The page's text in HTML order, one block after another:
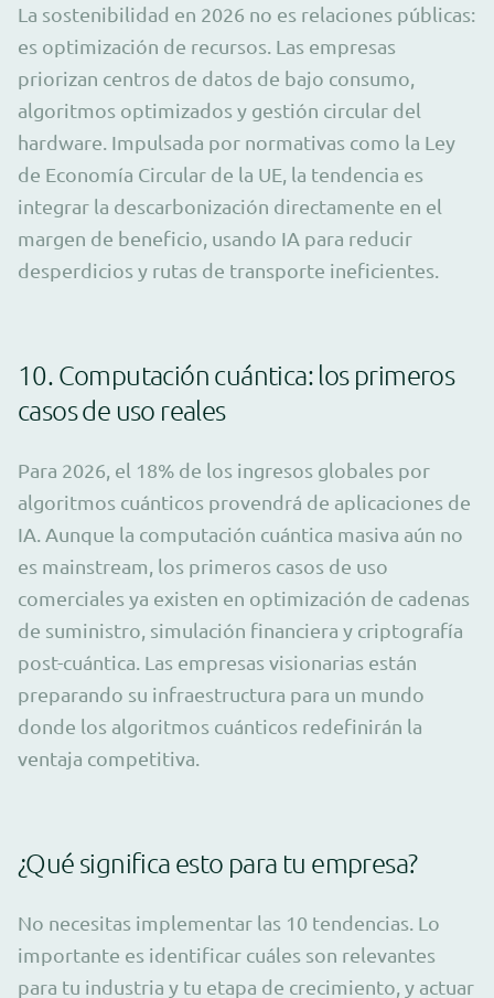
La sostenibilidad en 2026 no es relaciones públicas:
es optimización de recursos. Las empresas
priorizan centros de datos de bajo consumo,
algoritmos optimizados y gestión circular del
hardware. Impulsada por normativas como la Ley
de Economía Circular de la UE, la tendencia es
integrar la descarbonización directamente en el
margen de beneficio, usando IA para reducir
desperdicios y rutas de transporte ineficientes.
10. Computación cuántica: los primeros
casos de uso reales
Para 2026, el 18% de los ingresos globales por
algoritmos cuánticos provendrá de aplicaciones de
IA. Aunque la computación cuántica masiva aún no
es mainstream, los primeros casos de uso
comerciales ya existen en optimización de cadenas
de suministro, simulación financiera y criptografía
post-cuántica. Las empresas visionarias están
preparando su infraestructura para un mundo
donde los algoritmos cuánticos redefinirán la
ventaja competitiva.
¿Qué significa esto para tu empresa?
No necesitas implementar las 10 tendencias. Lo
importante es identificar cuáles son relevantes
para tu industria y tu etapa de crecimiento, y actuar